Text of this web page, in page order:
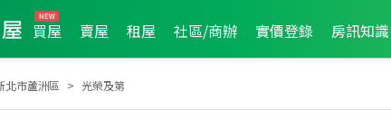
買屋 賣屋 租屋 社區/商辦 實價登錄 房訊知識
北市蘆洲區 光榮及第